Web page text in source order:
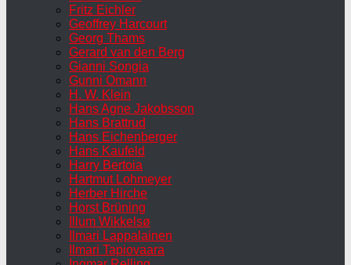
Fritz Eichler
Geoffrey Harcourt
Georg Thams
Gerard van den Berg
Gianni Songia
Gunni Omann
H. W. Klein
Hans Agne Jakobsson
Hans Brattrud
Hans Eichenberger
Hans Kaufeld
Harry Bertoia
Hartmut Lohmeyer
Herber Hirche
Horst Brüning
Illum Wikkelsø
Ilmari Lappalainen
Ilmari Tapiovaara